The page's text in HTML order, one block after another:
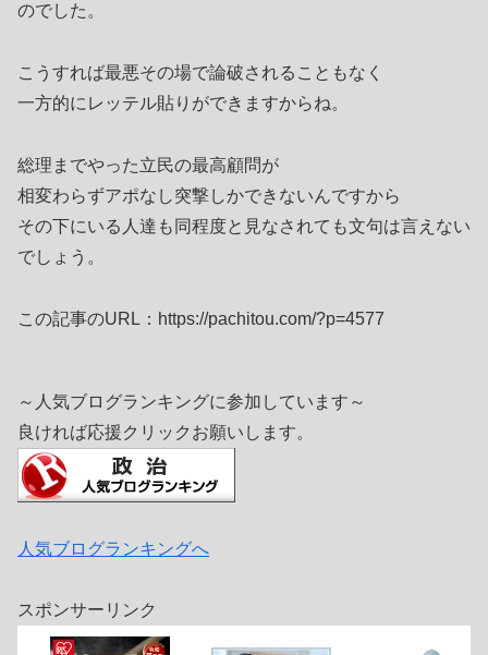
のでした。
こうすれば最悪その場で論破されることもなく
一方的にレッテル貼りができますからね。
総理までやった立民の最高顧問が
相変わらずアポなし突撃しかできないんですから
その下にいる人達も同程度と見なされても文句は言えない
でしょう。
この記事のURL：https://pachitou.com/?p=4577
～人気ブログランキングに参加しています～
良ければ応援クリックお願いします。
人気ブログランキングへ
スポンサーリンク